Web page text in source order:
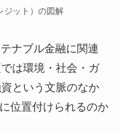
ジット）の図解
ナブル金融に関連
は環境・社会・ガ
という文脈のなか
位置付けられるのか